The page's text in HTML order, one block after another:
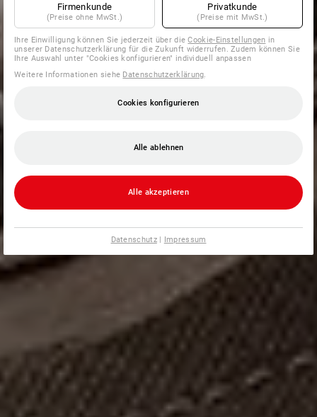
Firmenkunde
(Preise ohne MwSt.)
Privatkunde
(Preise mit MwSt.)
Ihre Einwilligung können Sie jederzeit über dieCookie-Einstellungen in
unserer Datenschutzerklärung für die Zukunft widerrufen. Zudem können Sie
Ihre Auswahl unter "Cookies konfigurieren" individuell anpassen
Weitere Informationen siehe Datenschutzerklärung
Cookies konfigurieren
Alle ablehnen
Alle akzeptieren
Datenschutz| Impressum